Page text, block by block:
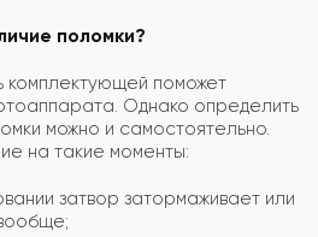
поломки?
комплектующей поможет
Однако определить
можно и самостоятельно.
на такие моменты:
затвор затормаживает или